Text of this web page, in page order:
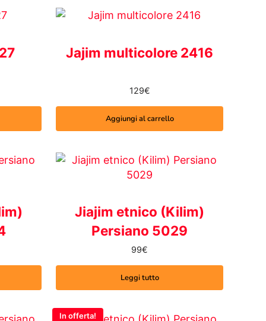
Jajim multicolore 2416
129€
Aggiungi al carrello
era: 550€.
Jiajim etnico (Kilim)
Persiano 5029
99€
Leggi tutto
In offerta!